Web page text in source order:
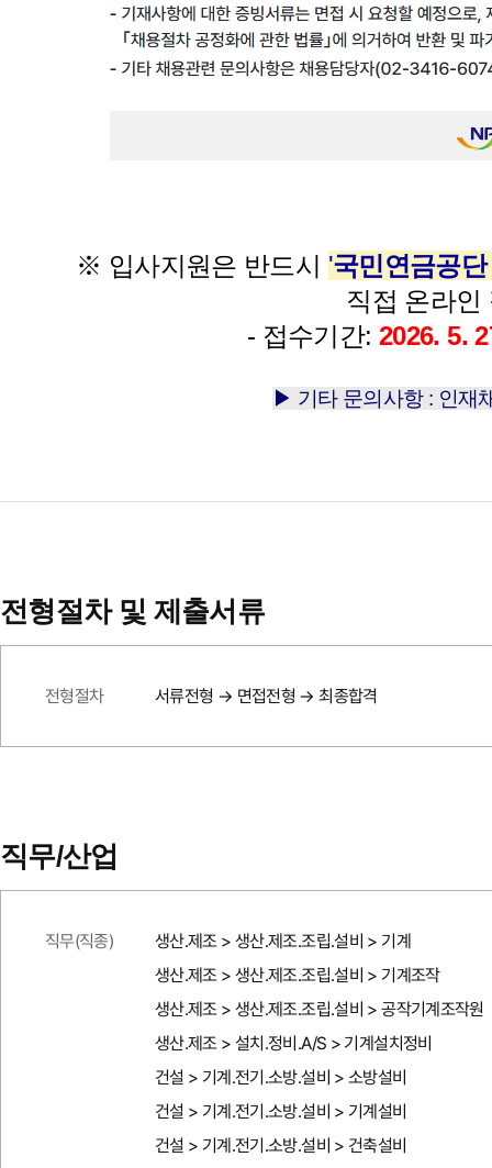
※ 입사지원은 반드시 '국민연금공
직접 온라인
- 접수기간: 2026. 5.
▶ 기타 문의사항 : 인재
전형절차 및 제출서류
전형절차 서류전형 → 면접전형 → 최종합격
직무/산업
직무(직종)
생산.제조 > 생산.제조.조립.설비 > 기계
생산.제조 > 생산.제조.조립.설비 > 기계조작
생산.제조 > 생산.제조.조립.설비 > 공작기계조작원
생산.제조 > 설치.정비.A/S > 기계설치정비
건설 > 기계.전기.소방.설비 > 소방설비
건설 > 기계.전기.소방.설비 > 기계설비
건설 > 기계.전기.소방.설비 > 건축설비